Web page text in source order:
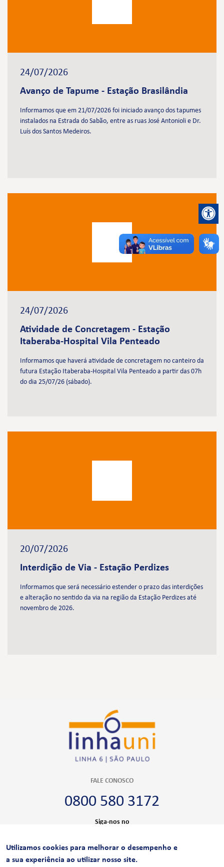
24/07/2026
Avanço de Tapume - Estação Brasilândia
Informamos que em 21/07/2026 foi iniciado avanço dos tapumes
instalados na Estrada do Sabão, entre as ruas José Antonioli e Dr.
Luís dos Santos Medeiros.
24/07/2026
Atividade de Concretagem - Estação
Itaberaba-Hospital Vila Penteado
Informamos que haverá atividade de concretagem no canteiro da
futura Estação Itaberaba-Hospital Vila Penteado a partir das 07h
do dia 25/07/26 (sábado).
20/07/2026
Interdição de Via - Estação Perdizes
Informamos que será necessário estender o prazo das interdições
e alteração no sentido da via na região da Estação Perdizes até
novembro de 2026.
FALE CONOSCO
0800 580 3172
Siga-nos no
CERTIFICAÇÕES
Utilizamos cookies para melhorar o desempenho e
a sua experiência ao utilizar nosso site.